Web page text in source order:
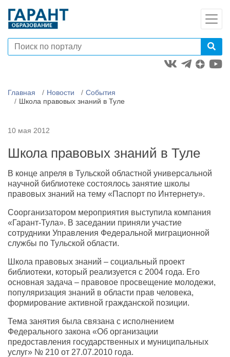
Главная Новости
События
Школа правовых знаний в Туле
10 мая 2012
Школа правовых знаний в Туле
В конце апреля в Тульской областной универсальной
научной библиотеке состоялось занятие школы
правовых знаний на тему «Паспорт по Интернету».
Соорганизатором мероприятия выступила компания
«Гарант-Тула». В заседании приняли участие
сотрудники Управления Федеральной миграционной
службы по Тульской области.
Школа правовых знаний – социальный проект
библиотеки, который реализуется с 2004 года. Его
основная задача – правовое просвещение молодежи,
популяризация знаний в области прав человека,
формирование активной гражданской позиции.
Тема занятия была связана с исполнением
Федерального закона «Об организации
предоставления государственных и муниципальных
услуг» № 210 от 27.07.2010 года.